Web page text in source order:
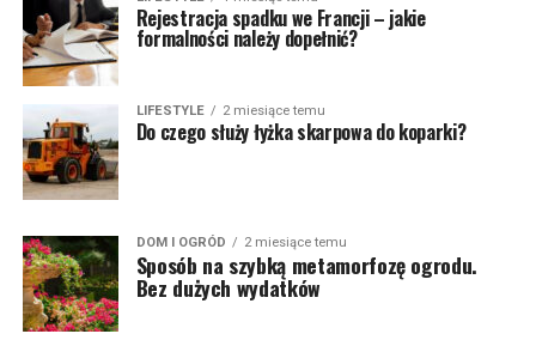
Rejestracja spadku we Francji – jakie
formalności należy dopełnić?
LIFESTYLE 2 miesiące temu
Do czego służy łyżka skarpowa do koparki?
DOM I OGRÓD 2 miesiące temu
Sposób na szybką metamorfozę ogrodu.
Bez dużych wydatków